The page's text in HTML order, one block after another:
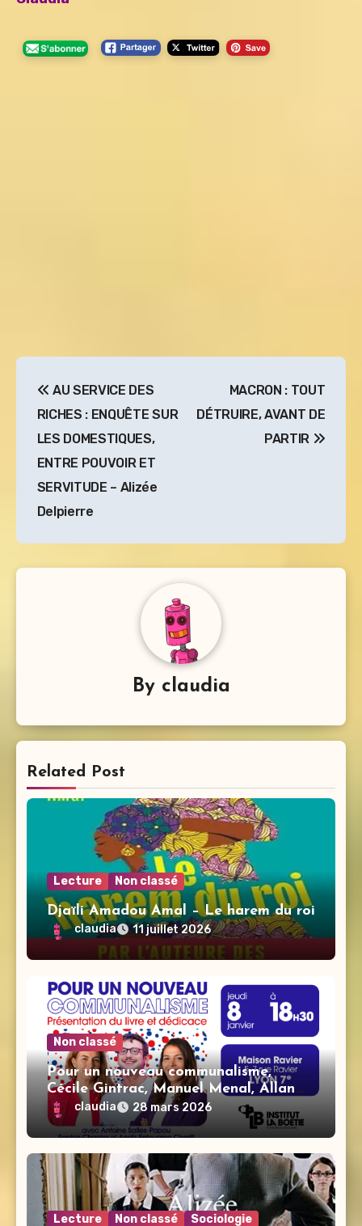
de
l’article
AU SERVICE DES
RICHES : ENQUÊTE SUR
LES DOMESTIQUES,
ENTRE POUVOIR ET
SERVITUDE – Alizée
Delpierre
MACRON : TOUT
DÉTRUIRE, AVANT DE
PARTIR
By claudia
Related Post
Lecture Non classé
Djaïli Amadou Amal – Le harem du roi
claudia 11 juillet 2026
Non classé
Pour un nouveau communalisme,
Cécile Gintrac, Manuel Menal, Allan
Popelard, Antoine Salles-Papou
claudia 28 mars 2026
Lecture Non classé Sociologie